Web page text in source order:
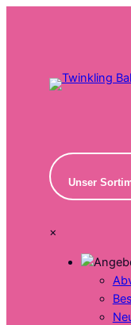
Unser
×